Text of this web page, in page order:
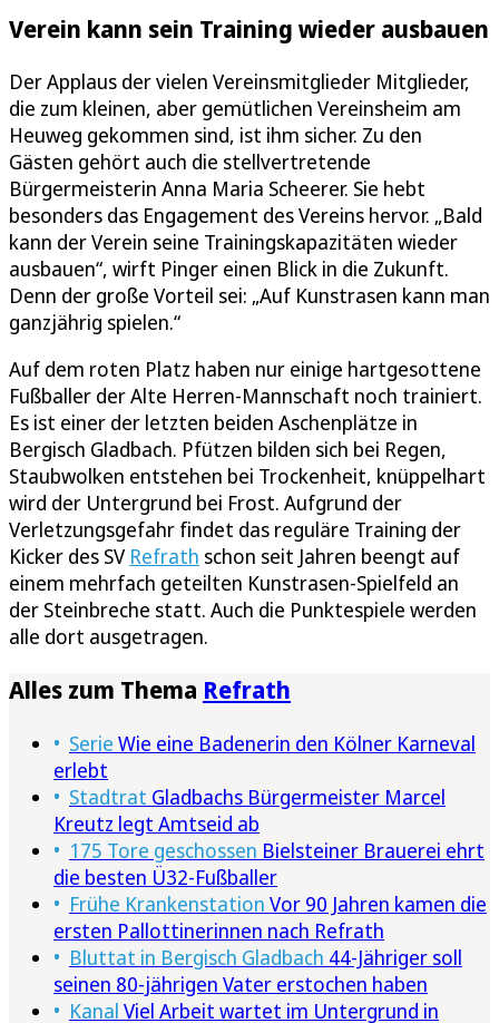
Verein kann sein Training wieder ausbauen
Der Applaus der vielen Vereinsmitglieder Mitglieder,
die zum kleinen, aber gemütlichen Vereinsheim am
Heuweg gekommen sind, ist ihm sicher. Zu den
Gästen gehört auch die stellvertretende
Bürgermeisterin Anna Maria Scheerer. Sie hebt
besonders das Engagement des Vereins hervor. „Bald
kann der Verein seine Trainingskapazitäten wieder
ausbauen“, wirft Pinger einen Blick in die Zukunft.
Denn der große Vorteil sei: „Auf Kunstrasen kann man
ganzjährig spielen.“
Auf dem roten Platz haben nur einige hartgesottene
Fußballer der Alte Herren-Mannschaft noch trainiert.
Es ist einer der letzten beiden Aschenplätze in
Bergisch Gladbach. Pfützen bilden sich bei Regen,
Staubwolken entstehen bei Trockenheit, knüppelhart
wird der Untergrund bei Frost. Aufgrund der
Verletzungsgefahr findet das reguläre Training der
Kicker des SV Refrath schon seit Jahren beengt auf
einem mehrfach geteilten Kunstrasen-Spielfeld an
der Steinbreche statt. Auch die Punktespiele werden
alle dort ausgetragen.
Alles zum Thema Refrath
Serie Wie eine Badenerin den Kölner Karneval
erlebt
Stadtrat Gladbachs Bürgermeister Marcel
Kreutz legt Amtseid ab
175 Tore geschossen Bielsteiner Brauerei ehrt
die besten Ü32-Fußballer
Frühe Krankenstation Vor 90 Jahren kamen die
ersten Pallottinerinnen nach Refrath
Bluttat in Bergisch Gladbach 44-Jähriger soll
seinen 80-jährigen Vater erstochen haben
Kanal Viel Arbeit wartet im Untergrund in